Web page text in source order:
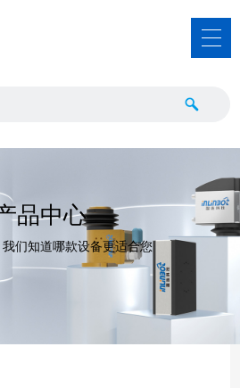
品中心
们知道哪款设备更适合您